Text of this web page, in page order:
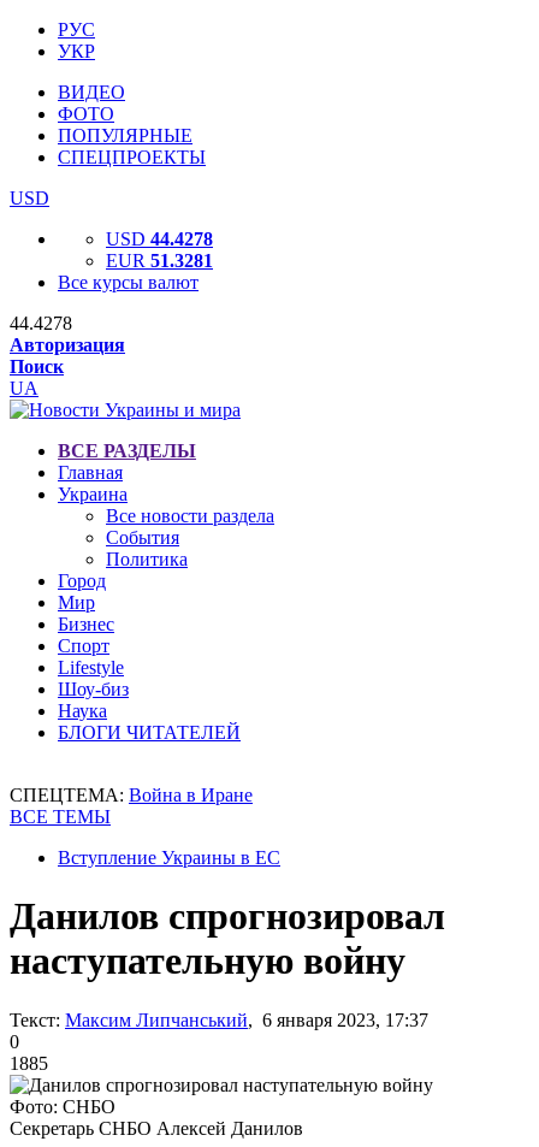
РУС
УКР
ВИДЕО
ФОТО
ПОПУЛЯРНЫЕ
СПЕЦПРОЕКТЫ
USD
USD 44.4278
EUR 51.3281
Все курсы валют
44.4278
Авторизация
Поиск
UA
ВСЕ РАЗДЕЛЫ
Главная
Украина
Все новости раздела
События
Политика
Город
Мир
Бизнес
Спорт
Lifestyle
Шоу-биз
Наука
БЛОГИ ЧИТАТЕЛЕЙ
СПЕЦТЕМА: Война в Иране
ВСЕ ТЕМЫ
Вступление Украины в ЕС
Данилов спрогнозировал
наступательную войну
Текст: Максим Липчанський, 6 января 2023, 17:37
0
1885
Фото: СНБО
Секретарь СНБО Алексей Данилов